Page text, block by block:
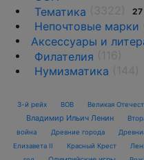
Тематика
27
Непочтовые марки
Аксессуары и
Филателия
Нумизматика
3-й рейх ВОВ Великая
Владимир Ильич Ленин
война
Древние города
Елизавета II
Красный Крест